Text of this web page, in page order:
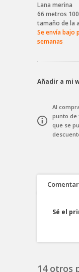
Lana merina
66 metros
tamaño de la
Se envía bajo
semanas
Añadir a mi
Al
punto de
que se
Sé el
14 otros